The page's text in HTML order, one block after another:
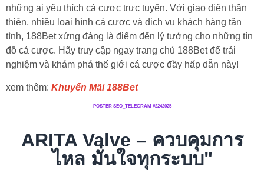
những ai yêu thích cá cược trực tuyến. Với giao diện thân
thiện, nhiều loại hình cá cược và dịch vụ khách hàng tận
tình, 188Bet xứng đáng là điểm đến lý tưởng cho những tín
đồ cá cược. Hãy truy cập ngay trang chủ 188Bet để trải
nghiệm và khám phá thế giới cá cược đầy hấp dẫn này!
xem thêm: Khuyến Mãi 188Bet
POSTER SEO_TELEGRAM #2242025
ARITA Valve – ควบคุมการ
ไหล มั่นใจทุกระบบ"